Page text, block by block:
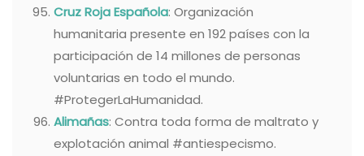
Cruz Roja Española: Organización
humanitaria presente en 192 países con la
participación de 14 millones de personas
voluntarias en todo el mundo.
#ProtegerLaHumanidad.
Alimañas: Contra toda forma de maltrato y
explotación animal #antiespecismo.